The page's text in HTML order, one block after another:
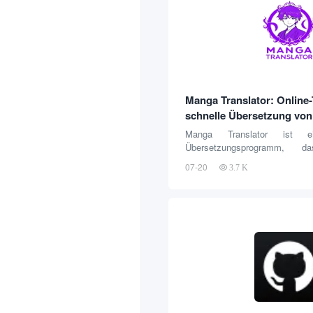
API oder die Online-Demoseite
Manga Translator:
schnelle Übersetzung
Manga Translator ist
konzentriert, Nutzern zu
Bildern schnell zu
erhalten bleiben. Benutzer
Bilder hochladen und die
Übersetzung schnell
07-20 3.7 K